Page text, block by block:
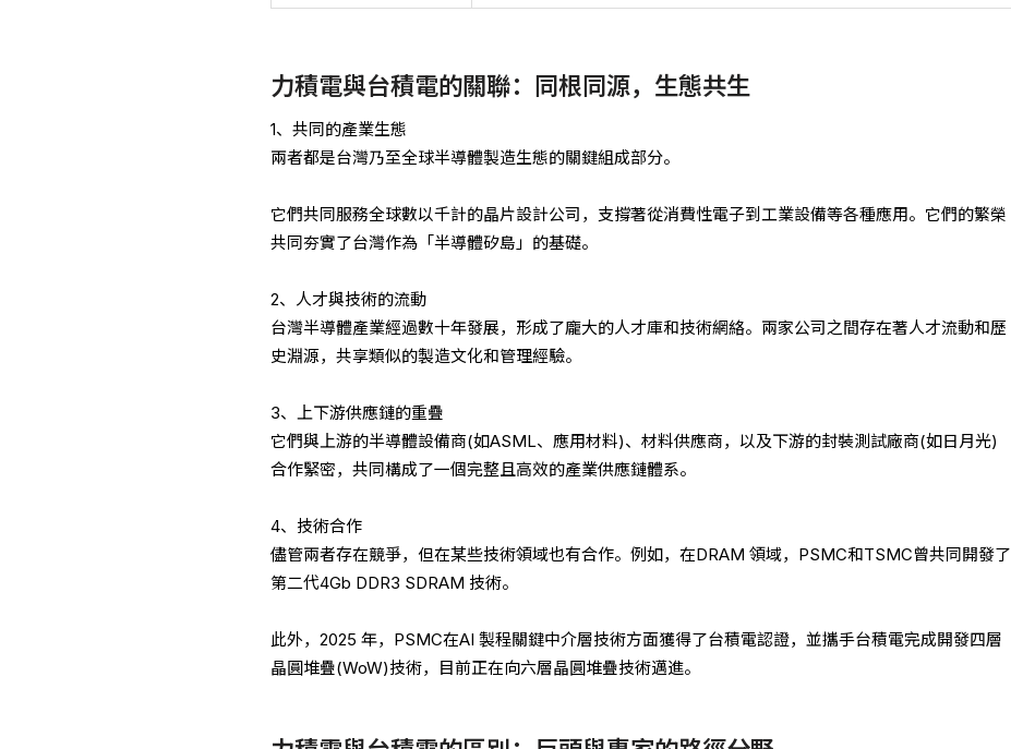
力積電與台積電的關聯：同根同源，生態共生
1、共同的產業生態
兩者都是台灣乃至全球半導體製造生態的關鍵組成部分。
它們共同服務全球數以千計的晶片設計公司，支撐著從消費性電子到工業設備等各種應用。它們的繁榮
共同夯實了台灣作為「半導體矽島」的基礎。
2、人才與技術的流動
台灣半導體產業經過數十年發展，形成了龐大的人才庫和技術網絡。兩家公司之間存在著人才流動和歷
史淵源，共享類似的製造文化和管理經驗。
3、上下游供應鏈的重疊
它們與上游的半導體設備商(如ASML、應用材料)、材料供應商，以及下游的封裝測試廠商(如日月光)
合作緊密，共同構成了一個完整且高效的產業供應鏈體系。
4、技術合作
儘管兩者存在競爭，但在某些技術領域也有合作。例如，在DRAM 領域，PSMC和TSMC曾共同開發了
第二代4Gb DDR3 SDRAM 技術。
此外，2025 年，PSMC在AI 製程關鍵中介層技術方面獲得了台積電認證，並攜手台積電完成開發四層
晶圓堆疊(WoW)技術，目前正在向六層晶圓堆疊技術邁進。